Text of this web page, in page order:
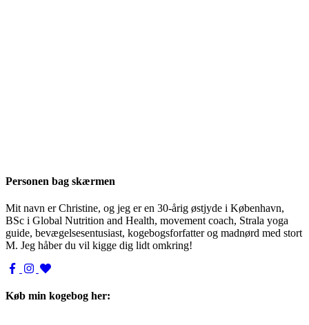
Personen bag skærmen
Mit navn er Christine, og jeg er en 30-årig østjyde i København,
BSc i Global Nutrition and Health, movement coach, Strala yoga
guide, bevægelsesentusiast, kogebogsforfatter og madnørd med stort
M. Jeg håber du vil kigge dig lidt omkring!
Køb min kogebog her: